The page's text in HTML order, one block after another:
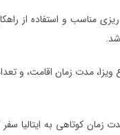
مناسب و استفاده از
شد.
ویزا، مدت زمان اقامت، و
کوتاهی به ایتالیا سفر